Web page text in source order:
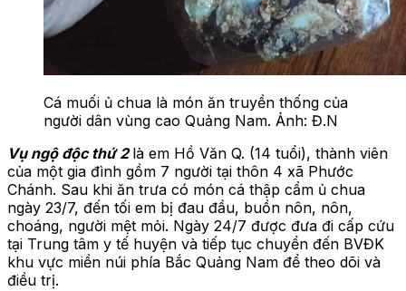
Cá muối ủ chua là món ăn truyền thống của
người dân vùng cao Quảng Nam. Ảnh: Đ.N
Vụ ngộ độc thứ 2là em Hồ Văn Q. (14 tuổi), thành viên
của một gia đình gồm 7 người tại thôn 4 xã Phước
Chánh. Sau khi ăn trưa có món cá thập cẩm ủ chua
ngày 23/7, đến tối em bị đau đầu, buồn nôn, nôn,
choáng, người mệt mỏi. Ngày 24/7 được đưa đi cấp cứu
tại Trung tâm y tế huyện và tiếp tục chuyển đến BVĐK
khu vực miền núi phía Bắc Quảng Nam để theo dõi và
điều trị.